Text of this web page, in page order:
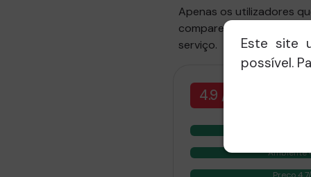
Apenas os utilizadores
compareceram à refeição
serviço.
4.9 /5
Ambiente
Este site
possível.